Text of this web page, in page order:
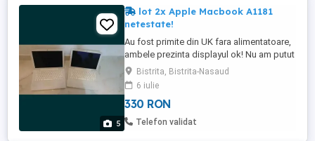
5
lot 2x Apple Macbook A1181
netestate!
Au fost primite din UK fara alimentatoare,
ambele prezinta displayul ok! Nu am putut
sa le verific fara incarcator! Trimit si in tara
doar cu plata in avans prin transfer bancar.
Nu doresc schimburi!
Bistrita, Bistrita-Nasaud
6 iulie
330 RON
Telefon validat